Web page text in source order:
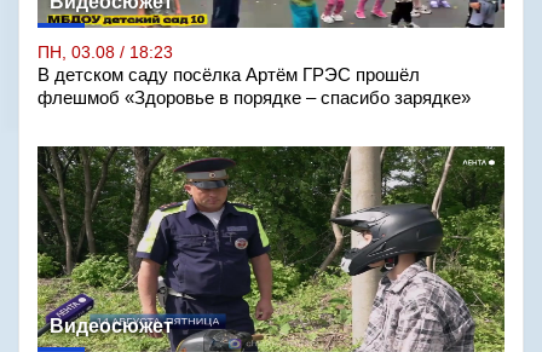
ПН, 03.08 / 18:23
В детском саду посёлка Артём ГРЭС прошёл
флешмоб «Здоровье в порядке – спасибо зарядке»
Видеосюжет